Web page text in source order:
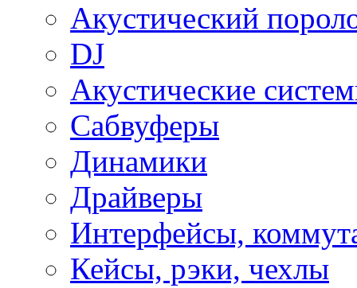
Акустический
DJ
Акустические
Сабвуферы
Динамики
Драйверы
Интерфейсы,
Кейсы, рэки, чехлы